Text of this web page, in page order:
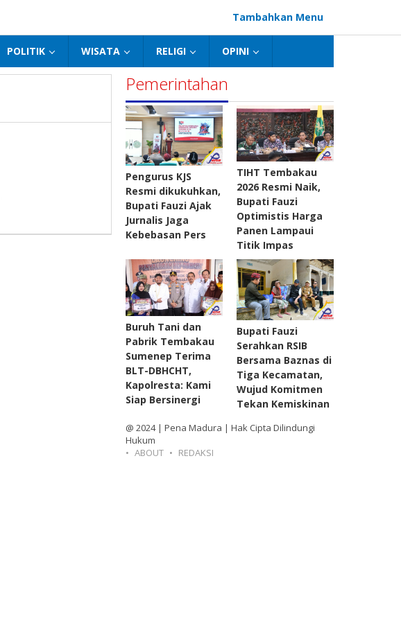
Tambahkan Menu
POLITIK WISATA RELIGI OPINI
Pemerintahan
Pengurus KJS
Resmi dikukuhkan,
Bupati Fauzi Ajak
Jurnalis Jaga
Kebebasan Pers
TIHT Tembakau
2026 Resmi Naik,
Bupati Fauzi
Optimistis Harga
Panen Lampaui
Titik Impas
Buruh Tani dan
Pabrik Tembakau
Sumenep Terima
BLT-DBHCHT,
Kapolresta: Kami
Siap Bersinergi
Bupati Fauzi
Serahkan RSIB
Bersama Baznas di
Tiga Kecamatan,
Wujud Komitmen
Tekan Kemiskinan
@ 2024 | Pena Madura | Hak Cipta Dilindungi
Hukum
ABOUT
REDAKSI